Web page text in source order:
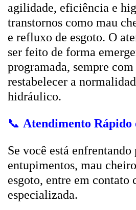
agilidade, eficiência e
transtornos como mau
e refluxo de esgoto. O
ser feito de forma
programada, sempre
restabelecer a
hidráulico.
📞 Atendimento Rápido
Se você está
entupimentos, mau
esgoto, entre em contato
especializada.